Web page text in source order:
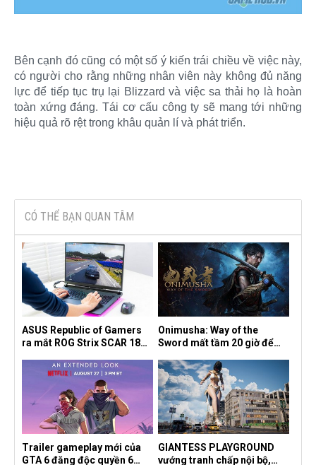
Bên cạnh đó cũng có một số ý kiến trái chiều về việc này,
có người cho rằng những nhân viên này không đủ năng
lực để tiếp tục trụ lại Blizzard và việc sa thải họ là hoàn
toàn xứng đáng. Tái cơ cấu công ty sẽ mang tới những
hiệu quả rõ rệt trong khâu quản lí và phát triển.​
CÓ THỂ BẠN QUAN TÂM
ASUS Republic of Gamers
ra mắt ROG Strix SCAR 18
Onimusha: Way of the
Sword mất tầm 20 giờ để
dành cho newbie và lão làng
Trailer gameplay mới của
GTA 6 đăng độc quyền 6
GIANTESS PLAYGROUND
vướng tranh chấp nội bộ,